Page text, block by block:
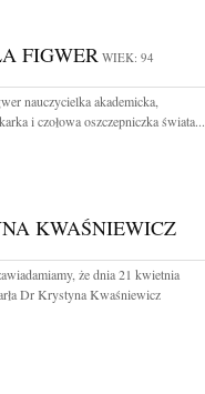
FIGWERWIEK: 94
nauczycielka akademicka,
i czołowa oszczepniczka świata...
KWAŚNIEWICZ
że dnia 21 kwietnia
Dr Krystyna Kwaśniewicz